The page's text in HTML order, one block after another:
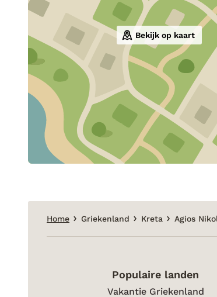
Bekijk op kaart
Home Griekenland Kreta Agios
Populaire landen
Vakantie Griekenland